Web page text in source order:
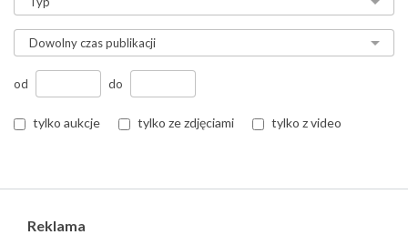
od do
tylko aukcje tylko ze zdjęciami tylko z video
Reklama